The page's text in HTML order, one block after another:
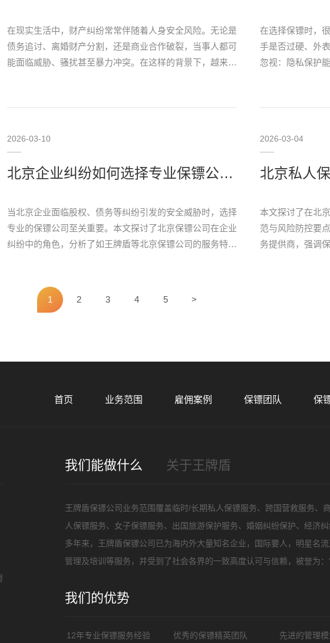
在现实生活中，财产纠纷常常伴随着人身安全风险。无论是
债务追讨、离婚财产分割，还是商业合作破裂，当事人都可
能面临威胁、骚扰甚至暴力冲突。在这样的背景下，越来越
在选择保镖时，
手是否过硬、外
忽视：隐私保护
2026-03-10
北京企业纠纷如何选择专业保镖公司？王牌盾提供可靠安保方案
当北京企业面临股权、债务等纠纷引发的安全威胁时，选择
专业的保镖公司至关重要。本文探讨了北京保镖公司在企业
纠纷中的角色，分析了如王牌盾等北京保镖公司的服务特
2026-03-04
本文探讨了在北
范与风险防控要
务提供商，强调
1 2 3 4 5 >
首页 业务范围 雇佣案例 保镖团队 保
我们能做什么 关于王牌盾
王牌盾保镖公司业务范围覆盖临时/长期私人保镖服务、跨国营救服务、
人保镖服务、女子保镖服务、出国旅游保护服务、婚姻纠纷保护、经济
多年来，王牌盾保镖公司已为海内外大量知名企业，国际要人，明星名
管理及培训等服务，并受到了社会各界的一致高度认可与信赖，被誉为：
我们的优势
12年专业保镖服务经验 优秀的保镖精英团队 先进的管理模